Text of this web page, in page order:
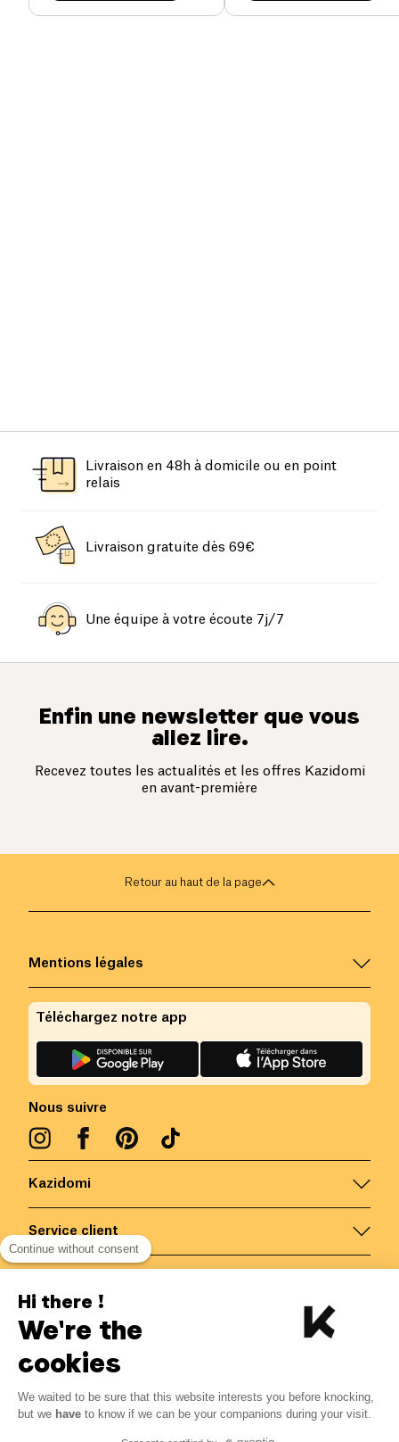
Livraison en 48h à domicile ou en point
relais
Livraison gratuite dès 69€
Une équipe à votre écoute 7j/7
Enfin une newsletter que vous
allez lire.
Recevez toutes les actualités et les offres Kazidomi
en avant-première
8.52€ 7.24€ -15% ?
Economisez 1.28 € avec K+
Retour au haut de la page
Kazidomi
Service client
Mentions légales
Nous suivre
Téléchargez notre app
Belgique/FR
Continue without consent
Hi there !
We're the
cookies
We waited to be sure that this website interests you before knocking,
but we have to know if we can be your companions during your visit.